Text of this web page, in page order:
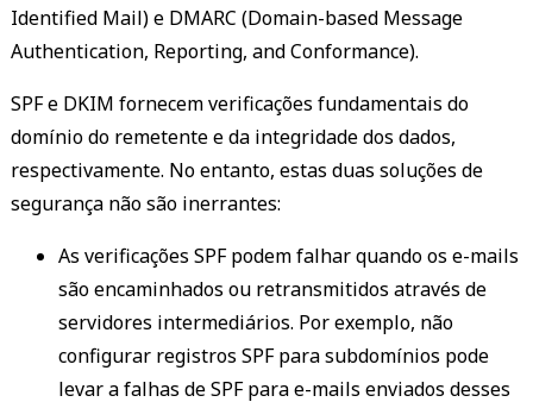
Identified Mail) e DMARC (Domain-based Message
Authentication, Reporting, and Conformance).
SPF e DKIM fornecem verificações fundamentais do
domínio do remetente e da integridade dos dados,
respectivamente. No entanto, estas duas soluções de
segurança não são inerrantes:
As verificações SPF podem falhar quando os e-mails
são encaminhados ou retransmitidos através de
servidores intermediários. Por exemplo, não
configurar registros SPF para subdomínios pode
levar a falhas de SPF para e-mails enviados desses